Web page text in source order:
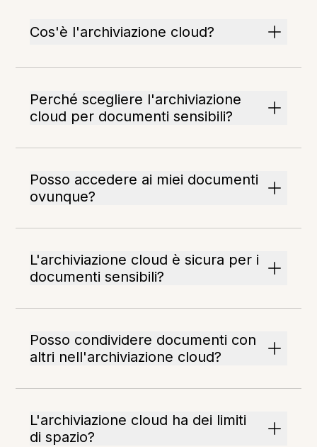
Cos'è l'archiviazione cloud?
Perché scegliere l'archiviazione
cloud per documenti sensibili?
Posso accedere ai miei documenti
ovunque?
L'archiviazione cloud è sicura per i
documenti sensibili?
Posso condividere documenti con
altri nell'archiviazione cloud?
L'archiviazione cloud ha dei limiti
di spazio?